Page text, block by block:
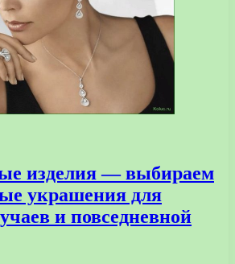
изделия — выбираем
украшения для
и повседневной